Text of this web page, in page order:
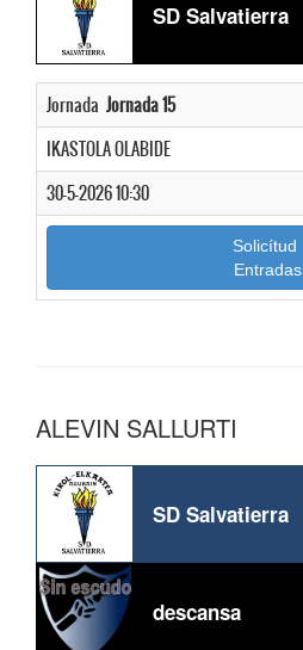
SD Salvatierra
Jornada Jornada 15
IKASTOLA OLABIDE
30-5-2026 10:30
Solicítud
Entradas
ALEVIN SALLURTI
SD Salvatierra
descansa